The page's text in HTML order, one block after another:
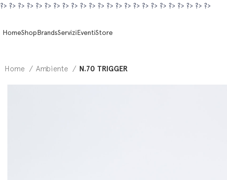
?> ?> ?> ?> ?> ?> ?> ?> ?> ?> ?> ?> ?> ?> ?> ?> ?> ?> ?> ?> ?> ?> ?> ?>
HomeShopBrandsServiziEventiStore
Home Ambiente N.70 TRIGGER